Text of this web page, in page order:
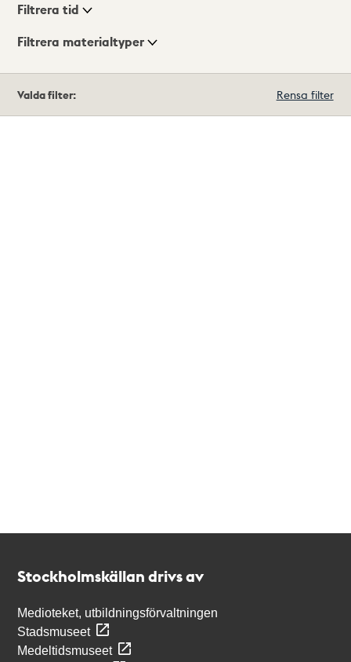
Visningsläge
Filtrera tid
Filtrera materialtyper
träffar
Valda filter: Rensa filter
Stockholmskällan drivs av
Medioteket, utbildningsförvaltningen
Stadsmuseet
Medeltidsmuseet